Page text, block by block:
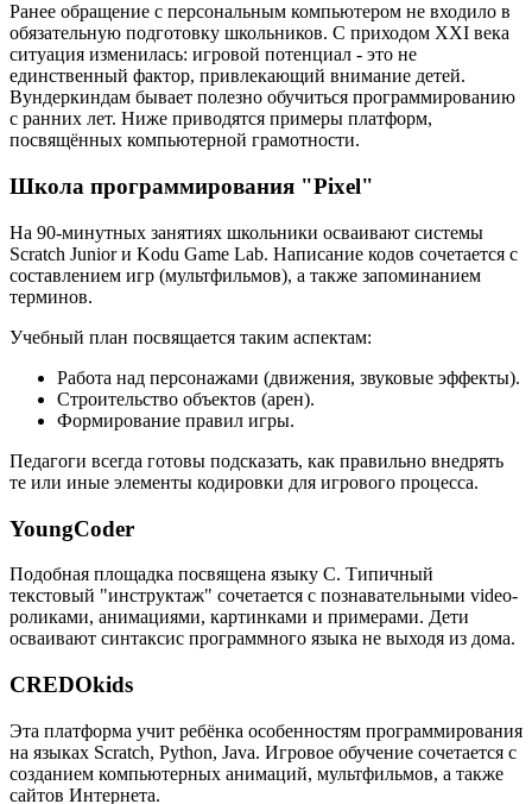
Ранее обращение с персональным компьютером не входило в
обязательную подготовку школьников. С приходом XXI века
ситуация изменилась: игровой потенциал - это не
единственный фактор, привлекающий внимание детей.
Вундеркиндам бывает полезно обучиться программированию
с ранних лет. Ниже приводятся примеры платформ,
посвящённых компьютерной грамотности.
Школа программирования "Pixel"
На 90-минутных занятиях школьники осваивают системы
Scratch Junior и Kodu Game Lab. Написание кодов сочетается с
составлением игр (мультфильмов), а также запоминанием
терминов.
Учебный план посвящается таким аспектам:
Работа над персонажами (движения, звуковые эффекты).
Строительство объектов (арен).
Формирование правил игры.
Педагоги всегда готовы подсказать, как правильно внедрять
те или иные элементы кодировки для игрового процесса.
YoungCoder
Подобная площадка посвящена языку C. Типичный
текстовый "инструктаж" сочетается с познавательными video-
роликами, анимациями, картинками и примерами. Дети
осваивают синтаксис программного языка не выходя из дома.
CREDOkids
Эта платформа учит ребёнка особенностям программирования
на языках Scratch, Python, Java. Игровое обучение сочетается с
созданием компьютерных анимаций, мультфильмов, а также
сайтов Интернета.